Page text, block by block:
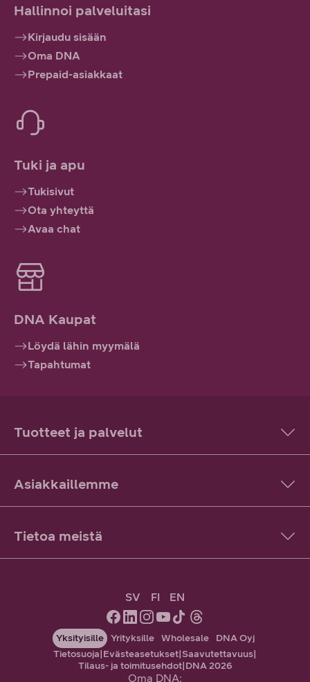
Hallinnoi palveluitasi
Kirjaudu sisään
Oma DNA
Prepaid-asiakkaat
Tuki ja apu
Tukisivut
Ota yhteyttä
Avaa chat
DNA Kaupat
Löydä lähin myymälä
Tapahtumat
Tuotteet ja palvelut
Asiakkaillemme
Tietoa meistä
SV FI EN
Yksityisille Yrityksille Wholesale
DNA Oyj
Tietosuoja|Evästeasetukset|Saavutettavuus|
Tilaus- ja toimitusehdot|DNA 2026
Oma DNA: